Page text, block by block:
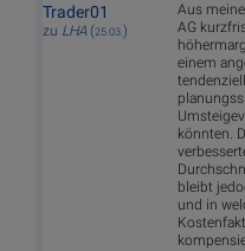
Trader01
zu LHA(25.03.)
Aus
AG
einem
könnten.
bleibt
und in